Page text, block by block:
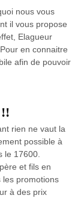
nous vous
il vous propose
Elagueur
en connaitre
afin de pouvoir
rien ne vaut la
possible à
le 17600.
et fils en
les promotions
à des prix